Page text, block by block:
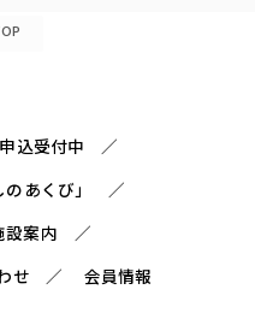
込受付中
あくび」
設案内
せ
会員情報